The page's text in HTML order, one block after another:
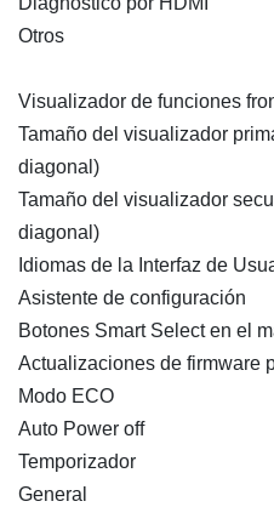
Otros
Visualizador de funciones
Tamaño del visualizador
diagonal)
Tamaño del visualizador
diagonal)
Idiomas de la Interfaz de
Asistente de configuración
Botones Smart Select en el
Actualizaciones de firmware
Modo ECO
Auto Power off
Temporizador
General